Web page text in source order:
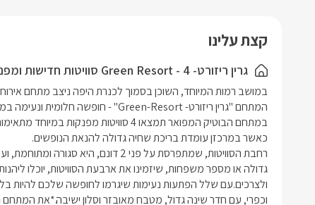
הקפה של
קצת עלינו
גרין ריזורט- Green Resort - 4 סוויטות חדישות ומפנקות